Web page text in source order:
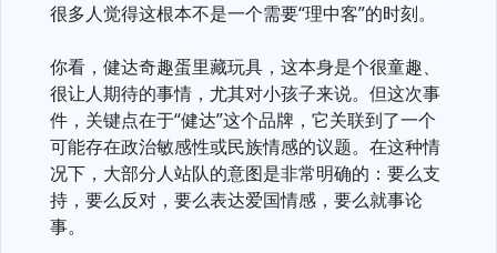
很多人觉得这根本不是一个需要“理中客”的时刻。
你看，健达奇趣蛋里藏玩具，这本身是个很童趣、
很让人期待的事情，尤其对小孩子来说。但这次事
件，关键点在于“健达”这个品牌，它关联到了一个
可能存在政治敏感性或民族情感的议题。在这种情
况下，大部分人站队的意图是非常明确的：要么支
持，要么反对，要么表达爱国情感，要么就事论
事。